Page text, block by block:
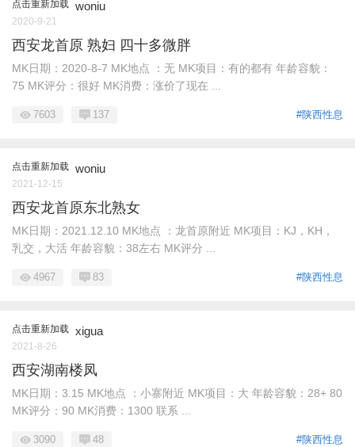
点击重新加载 woniu
2020-9-21
西安龙首原 熟妇 四十多微胖
MK日期：2020-8-7 MK地点 ：无 MK项目：有的都有 年龄容貌：
75 MK评分：很好 MK消费：涨价了现在 ...
#陕西性息
7603 137
点击重新加载 woniu
2021-12-15
西安龙首原东北熟女
MK日期：2021.12.10 MK地点 ：龙首原附近 MK项目：KJ，KH，
乳交，大活 年龄容貌：38左右 MK评分 ...
#陕西性息
4967 83
点击重新加载 xigua
2021-8-26
西安湖南楼凤
MK日期：3.15 MK地点 ：小寨附近 MK项目：大 年龄容貌：28+ 80
MK评分：90 MK消费：1300 联系 ...
#陕西性息
3090 48